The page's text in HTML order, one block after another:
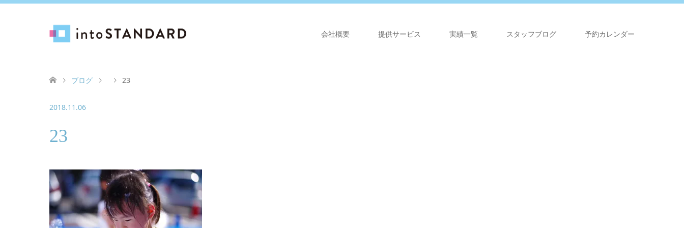
会社概要 提供サービス 実績一覧 スタッフブログ 予約カレンダー
ブログ 23
2018.11.06
23